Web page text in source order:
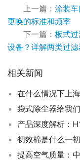
上一篇： 涂装
更换的标准和频率
下一篇： 板式
设备？详解两类过
相关新闻
在什么情况下上
袋式除尘器给我
产品深度解析：
初效棉是什么—
提高空气质量：